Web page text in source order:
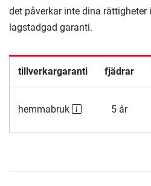
det påverkar inte dina rättigheter
lagstadgad garanti.
tillverkargaranti fjädrar
hemmabruk 5 år